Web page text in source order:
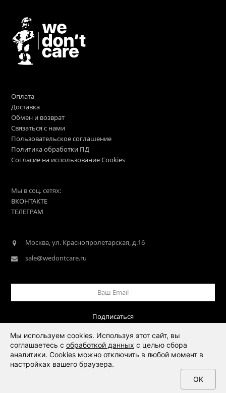
Оплата
Доставка
Обмен и возврат
Связаться с нами
Пользовательское соглашение
Политика обработки ПД
Согласие на использование Cookies
Мы в соц. сетях:
ВКОНТАКТЕ
ТЕЛЕГРАМ
Москва, ул. Краснопролетарская, д.16
sale@wedontcare.ru
Email
Подписаться
Мы используем cookies. Используя этот сайт, вы
соглашаетесь с обработкой данных с целью сбора
аналитики. Cookies можно отключить в любой момент в
настройках вашего браузера.
OK